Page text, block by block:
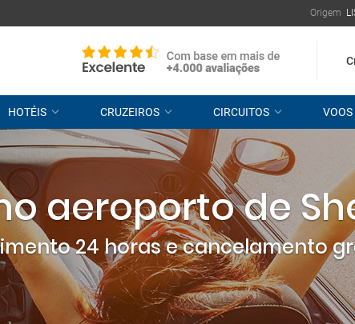
Origem
HOTÉIS CRUZEIROS CIRCUITOS VOOS
aeroporto de
24 horas e cancelamento